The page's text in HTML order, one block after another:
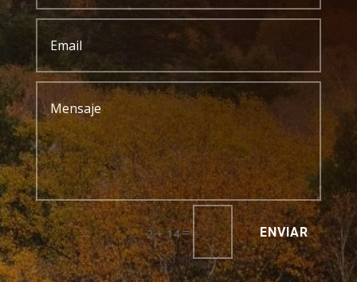
2 + 14= ENVIAR